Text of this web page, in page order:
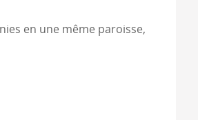
en une même paroisse,